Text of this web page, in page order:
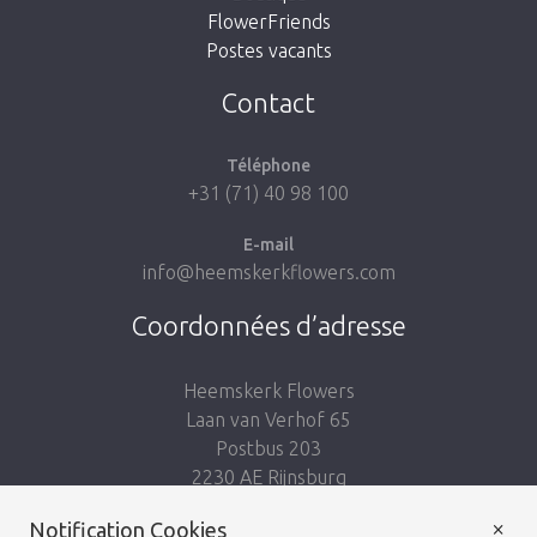
FlowerFriends
Postes vacants
Contact
Téléphone
+31 (71) 40 98 100
E-mail
info@heemskerkflowers.com
Coordonnées d’adresse
Heemskerk Flowers
Laan van Verhof 65
Postbus 203
2230 AE Rijnsburg
Notification Cookies ×